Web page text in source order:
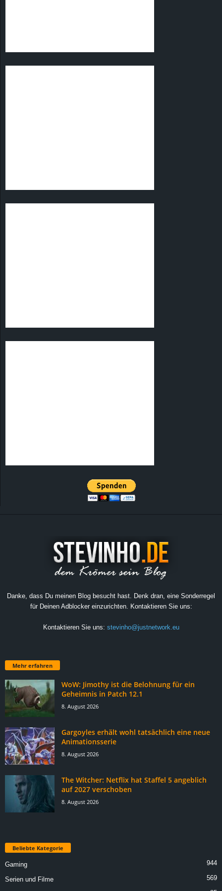
Danke, dass Du meinen Blog besucht hast. Denk dran, eine Sonderregel
für Deinen Adblocker einzurichten. Kontaktieren Sie uns:
Kontaktieren Sie uns: stevinho@justnetwork.eu
Mehr erfahren
WoW: Jimothy ist die Belohnung für ein
Geheimnis in Patch 12.1
8. August 2026
Gargoyles erhält wohl tatsächlich eine neue
Animationsserie
8. August 2026
The Witcher: Netflix hat Staffel 5 angeblich
auf 2027 verschoben
8. August 2026
Beliebte Kategorie
Gaming 944
Serien und Filme 569